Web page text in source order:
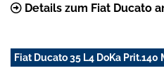
Details zum Fiat Ducato
Fiat Ducato 35 L4 DoKa Prit.140